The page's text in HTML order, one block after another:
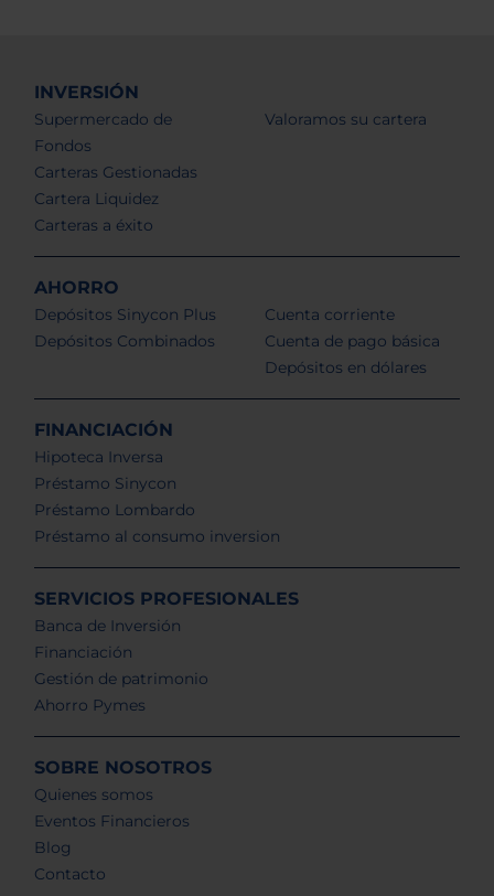
INVERSIÓN
Supermercado de
Fondos
Carteras Gestionadas
Cartera Liquidez
Carteras a éxito
Valoramos su cartera
AHORRO
Depósitos Sinycon Plus
Depósitos Combinados
Cuenta corriente
Cuenta de pago básica
Depósitos en dólares
FINANCIACIÓN
Hipoteca Inversa
Préstamo Sinycon
Préstamo Lombardo
Préstamo al consumo inversion
SERVICIOS PROFESIONALES
Banca de Inversión
Financiación
Gestión de patrimonio
Ahorro Pymes
SOBRE NOSOTROS
Quienes somos
Eventos Financieros
Blog
Contacto